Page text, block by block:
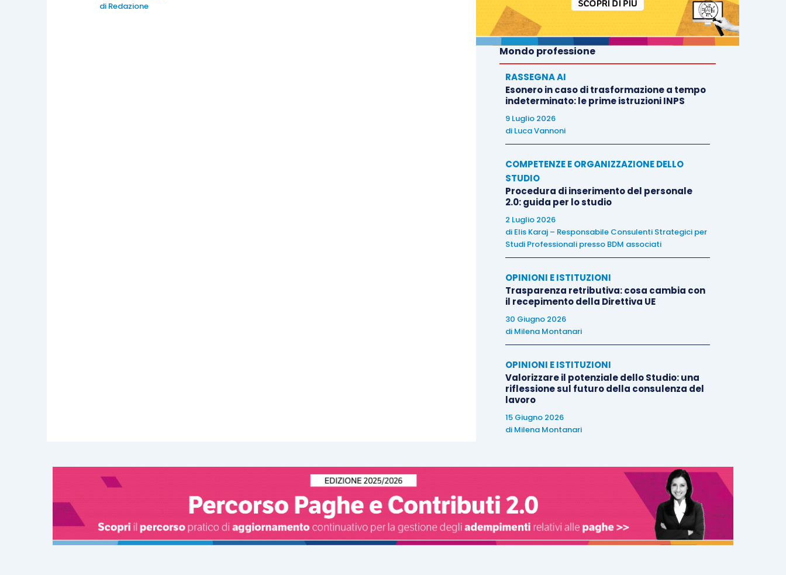
di Redazione
Mondo professione
RASSEGNA AI
Esonero in caso di trasformazione a tempo
indeterminato: le prime istruzioni INPS
9 Luglio 2026
di Luca Vannoni
COMPETENZE E ORGANIZZAZIONE DELLO
STUDIO
Procedura di inserimento del personale
2.0: guida per lo studio
2 Luglio 2026
di Elis Karaj – Responsabile Consulenti Strategici per
Studi Professionali presso BDM associati
OPINIONI E ISTITUZIONI
Trasparenza retributiva: cosa cambia con
il recepimento della Direttiva UE
30 Giugno 2026
di Milena Montanari
OPINIONI E ISTITUZIONI
Valorizzare il potenziale dello Studio: una
riflessione sul futuro della consulenza del
lavoro
15 Giugno 2026
di Milena Montanari